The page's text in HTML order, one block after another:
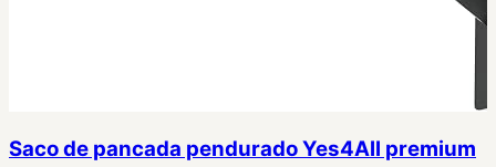
Saco de pancada pendurado Yes4All premium